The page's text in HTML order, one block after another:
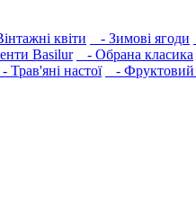
квіти - Зимові ягоди
Basilur - Обрана класика
- Трав'яні настої - Фруктовий